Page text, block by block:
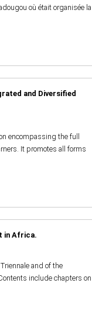
où était organisée la
and Diversified
encompassing the full
It promotes all forms
in Africa.
and of the
include chapters on